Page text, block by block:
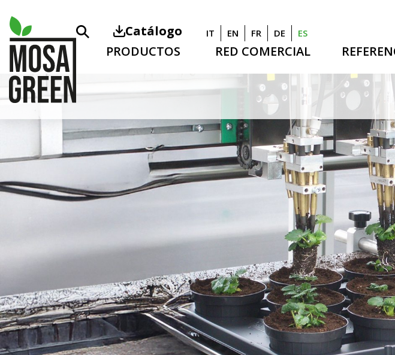
Catálogo IT EN FR DE ES
PRODUCTOS RED COMERCIAL